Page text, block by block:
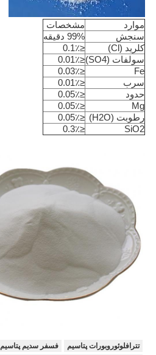
موارد
مشخصات
سنجش
99% دقیقه
کلرید (Cl)
≤0.1٪
سولفات (SO4)
≤0.01٪
Fe
≤0.03٪
سرب
≤0.01٪
حدود
≤0.05٪
Mg
≤0.05٪
رطوبت (H2O)
≤0.05٪
SiO2
≤0.3٪
تترافلوئوروبورات پتاسیم
فسفر سدیم پتاسیم